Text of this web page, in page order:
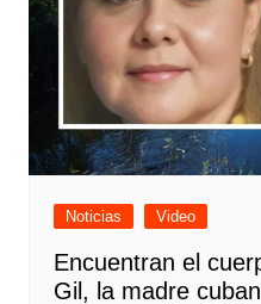
Noticias Video
Encuentran el
Gil, la madre